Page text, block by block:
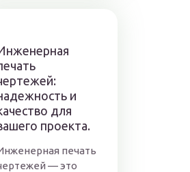
и
для
проекта.
печать
— это